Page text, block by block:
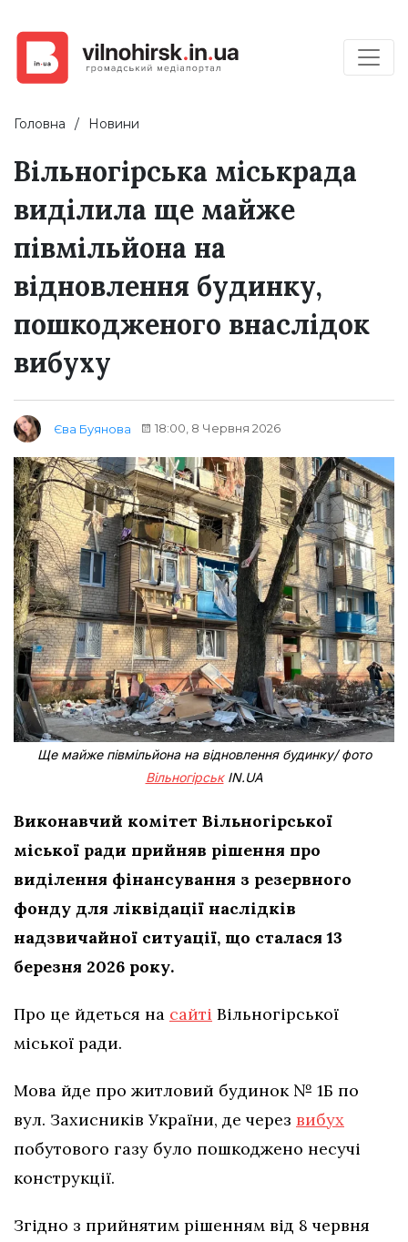
Головна Новини
Вільногірська міськрада
виділила ще майже
півмільйона на
відновлення будинку,
пошкодженого внаслідок
вибуху
Єва Буянова 18:00, 8 Червня 2026
Ще майже півмільйона на відновлення будинку/ фото
ВільногірськIN.UA
Виконавчий комітет Вільногірської
міської ради прийняв рішення про
виділення фінансування з резервного
фонду для ліквідації наслідків
надзвичайної ситуації, що сталася 13
березня 2026 року.
Про це йдеться на сайті Вільногірської
міської ради.
Мова йде про житловий будинок № 1Б по
вул. Захисників України, де через вибух
побутового газу було пошкоджено несучі
конструкції.
Згідно з прийнятим рішенням від 8 червня